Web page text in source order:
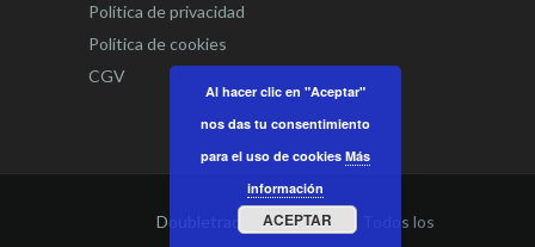
Política de privacidad
Política de cookies
CGV
Doubletrade Spain© 2021. Todos los
Al hacer clic en "Aceptar"
nos das tu consentimiento
para el uso de cookies Más
información
ACEPTAR